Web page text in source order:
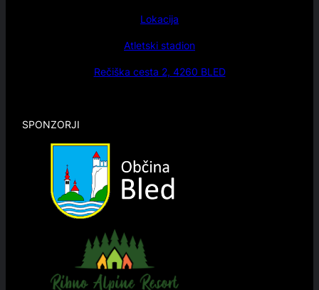
Lokacija
Atletski stadion
Rečiška cesta 2, 4260 BLED
SPONZORJI